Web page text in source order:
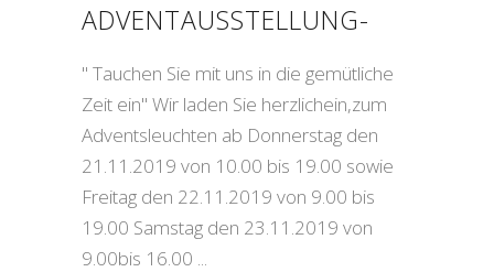
ADVENTAUSSTELLUNG-
" Tauchen Sie mit uns in die gemütliche
Zeit ein" Wir laden Sie herzlichein,zum
Adventsleuchten ab Donnerstag den
21.11.2019 von 10.00 bis 19.00 sowie
Freitag den 22.11.2019 von 9.00 bis
19.00 Samstag den 23.11.2019 von
9.00bis 16.00